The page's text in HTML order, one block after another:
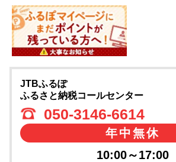
JTBふるぽ
ふるさと納税コールセンター
050-3146-6614
年中無休
10:00～17:00